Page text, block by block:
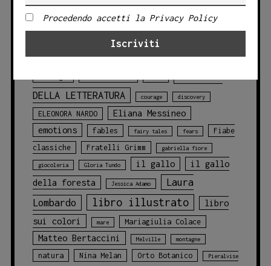
Ideestortepaper!
TAG PRODOTTO
Angelo Bruno
della foresta animals balene blu
DELLA LETTERATURA
courage discovery
ELEONORA NARDO
Eliana Messineo
emotions
fables fairy tales fears
Fiabe
classiche
Fratelli Grimm gabriella fiore
giocoleria Gloria Tundo il gallo
il gallo
della foresta
Jessica Adamo
Laura
Lombardo
libro illustrato
libro
sui colori
mare Mariagiulia Colace
Matteo Bertaccini Melville montagne
natura Nina Melan Orto Botanico Pieralvise
Procedendo accetti la Privacy Policy